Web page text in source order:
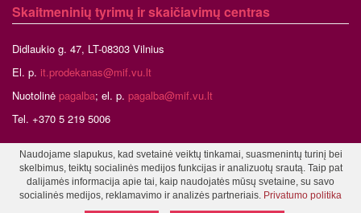
Skaitmeninių tyrimų ir skaičiavimų centras
Didlaukio g. 47, LT-08303 Vilnius
El. p. it.prodekanas@mif.vu.lt
Nuotolinė pagalba; el. p. pagalba@mif.vu.lt
Tel. +370 5 219 5006
©2026 Vilniaus universitetas, Matematikos ir informatikos fakultetas
Tinklalapio administratorius
Naudojame slapukus, kad svetainė veiktų tinkamai, suasmenintų turinį bei
skelbimus, teiktų socialinės medijos funkcijas ir analizuotų srautą. Taip pat
dalijamės informacija apie tai, kaip naudojatės mūsų svetaine, su savo
socialinės medijos, reklamavimo ir analizės partneriais. Privatumo politika